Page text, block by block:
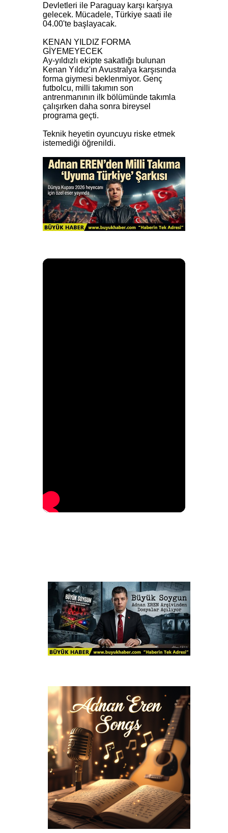
Devletleri ile Paraguay karşı karşıya
gelecek. Mücadele, Türkiye saati ile
04.00'te başlayacak.
KENAN YILDIZ FORMA
GİYEMEYECEK
Ay-yıldızlı ekipte sakatlığı bulunan
Kenan Yıldız'ın Avustralya karşısında
forma giymesi beklenmiyor. Genç
futbolcu, milli takımın son
antrenmanının ilk bölümünde takımla
çalışırken daha sonra bireysel
programa geçti.
Teknik heyetin oyuncuyu riske etmek
istemediği öğrenildi.